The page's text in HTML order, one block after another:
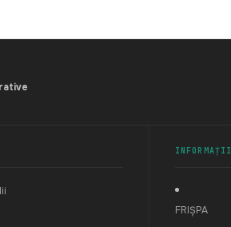
INFORMAȚII
FRIȘPA